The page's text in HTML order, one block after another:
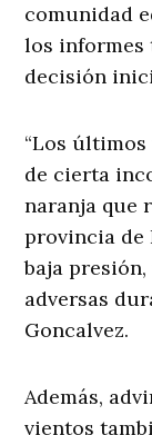
comunidad
los informes
decisión
“Los
de cierta
naranja que
provincia de
baja
adversas
Goncalvez.
Además,
vientos